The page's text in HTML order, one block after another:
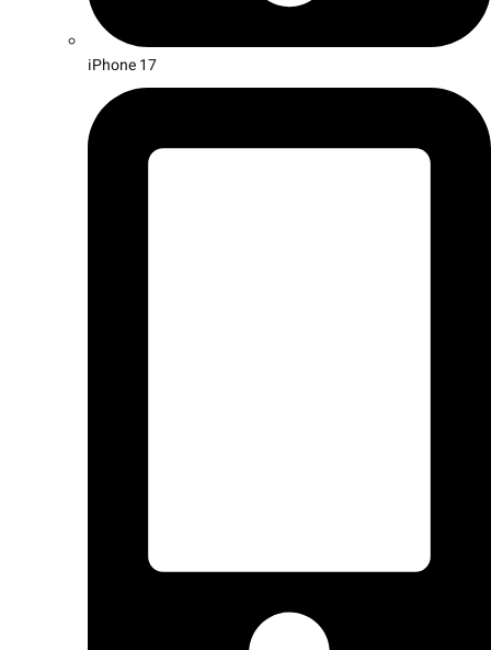
iPhone 17